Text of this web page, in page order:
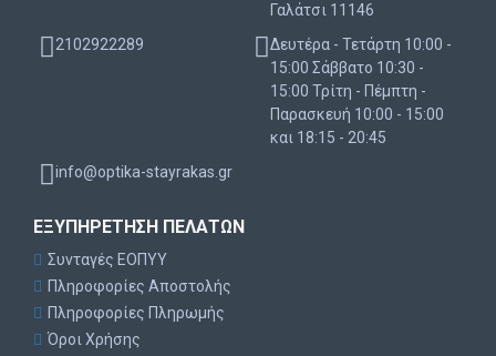
Γαλάτσι 11146
2102922289
Δευτέρα - Τετάρτη 10:00 -
15:00 Σάββατο 10:30 -
15:00 Τρίτη - Πέμπτη -
Παρασκευή 10:00 - 15:00
και 18:15 - 20:45
info@optika-stayrakas.gr
ΕΞΥΠΗΡΈΤΗΣΗ ΠΕΛΑΤΏΝ
Συνταγές ΕΟΠΥΥ
Πληροφορίες Αποστολής
Πληροφορίες Πληρωμής
Όροι Χρήσης